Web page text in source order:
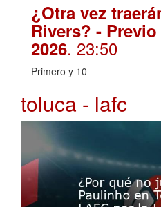
¿Otra vez
Rivers? -
2026. 23:50
Primero y 10
toluca - lafc